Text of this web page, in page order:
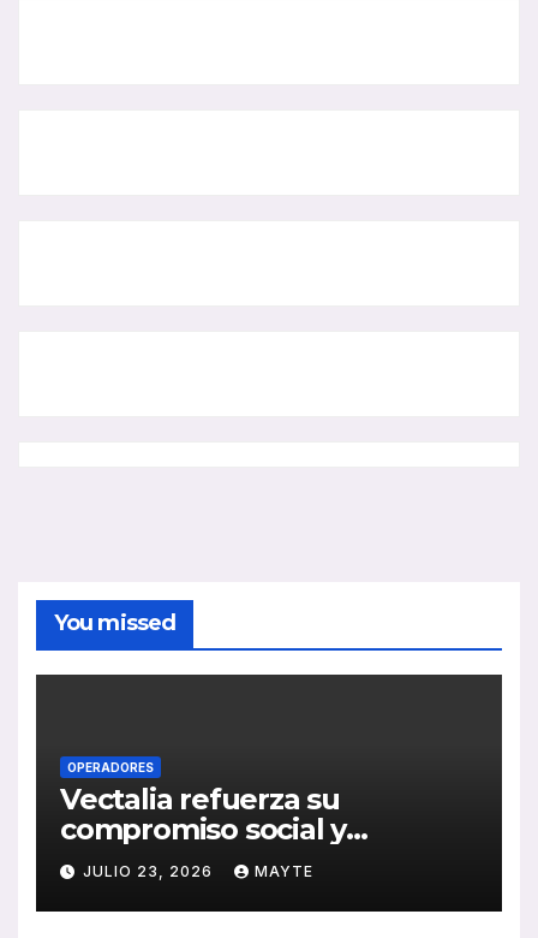
You missed
OPERADORES
Vectalia refuerza su
compromiso social y
medioambiental con la
publicación de su Memoria
de RSC 2025
JULIO 23, 2026 MAYTE